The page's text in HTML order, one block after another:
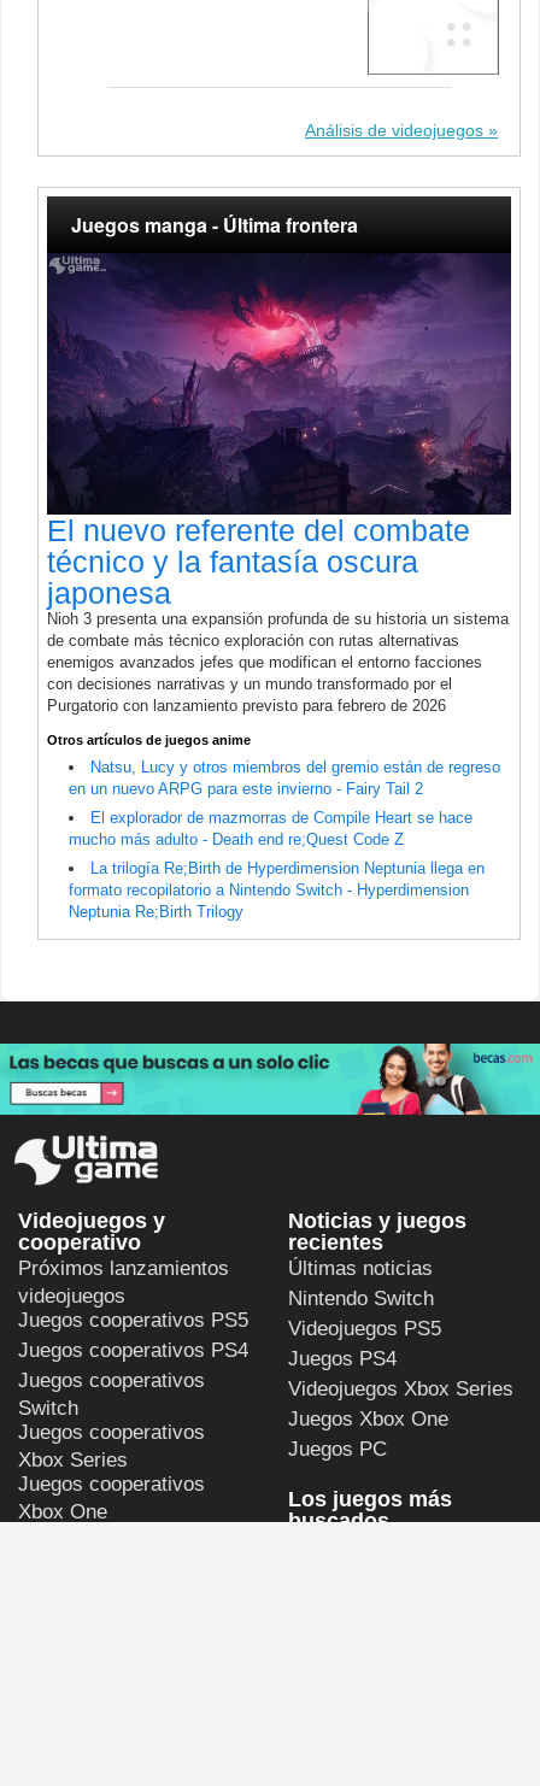
Análisis de videojuegos
Juegos manga - Última frontera
El nuevo referente del combate
técnico y la fantasía oscura
japonesa
Nioh 3 presenta una expansión profunda de su historia un sistema
de combate más técnico exploración con rutas alternativas
enemigos avanzados jefes que modifican el entorno facciones
con decisiones narrativas y un mundo transformado por el
Purgatorio con lanzamiento previsto para febrero de 2026
Otros artículos de juegos anime
Natsu, Lucy y otros miembros del gremio están de regreso
en un nuevo ARPG para este invierno - Fairy Tail 2
El explorador de mazmorras de Compile Heart se hace
mucho más adulto - Death end re;Quest Code Z
La trilogía Re;Birth de Hyperdimension Neptunia llega en
formato recopilatorio a Nintendo Switch - Hyperdimension
Neptunia Re;Birth Trilogy
Videojuegos y
cooperativo
Próximos lanzamientos
videojuegos
Juegos cooperativos PS5
Juegos cooperativos PS4
Juegos cooperativos
Switch
Juegos cooperativos
Xbox Series
Juegos cooperativos
Xbox One
Noticias y juegos
recientes
Últimas noticias
Nintendo Switch
Videojuegos PS5
Juegos PS4
Videojuegos Xbox Series
Juegos Xbox One
Juegos PC
Los juegos más
buscados